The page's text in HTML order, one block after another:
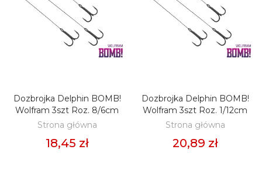
DODAJ DO KOSZYKA
Dozbrojka Delphin BOMB!
Wolfram 3szt Roz. 8/6cm
Strona główna
18,45 zł
DODAJ DO KOSZYKA
Dozbrojka Delphin BOMB!
Wolfram 3szt Roz. 1/12cm
Strona główna
20,89 zł